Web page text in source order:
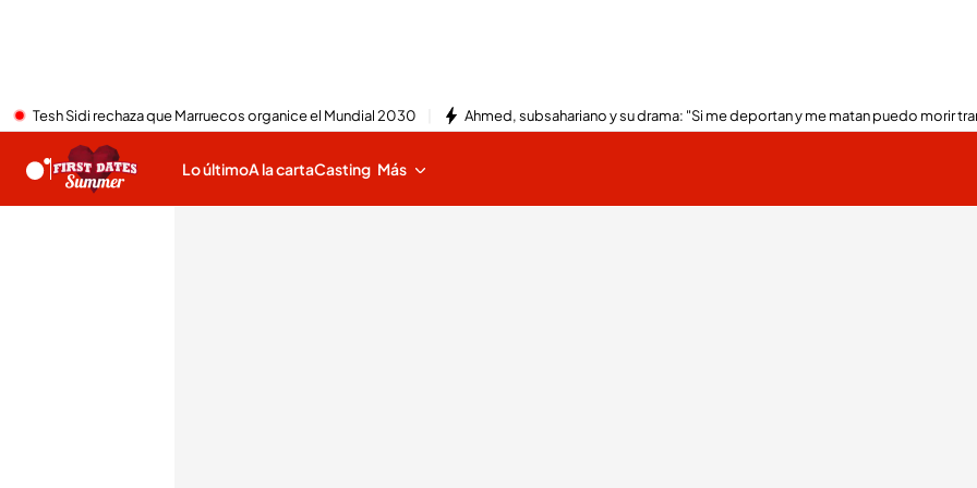
Tesh Sidi rechaza que Marruecos organice el Mundial 2030 Ahmed, subsahariano y su drama: "Si me deportan y me matan puedo morir
Lo últimoA la cartaCasting Más